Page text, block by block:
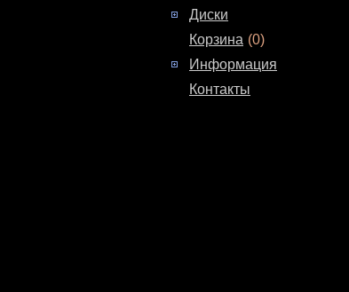
Диски
Корзина (0)
Информация
Контакты